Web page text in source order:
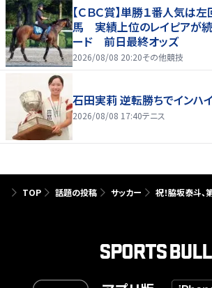
【ＣＢＣ賞】単勝１番人気は
馬 実績上位のレイピアが
ード 前日最終オッズ
2026/08/08 20:20その他競技
石田実莉 逆転勝ちでインハ
2026/08/08 17:40テニス
TOP 話題の投稿 サッカー 祝！脇坂泰斗、